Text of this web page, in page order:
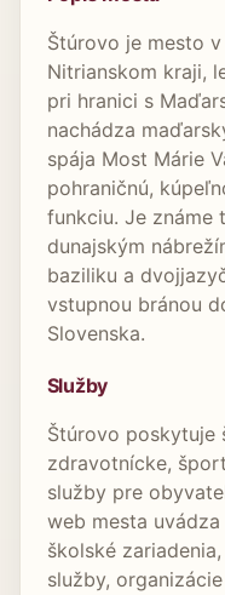
Štúrovo je mesto
Nitrianskom kraji,
pri hranici s
nachádza
spája Most Márie
pohraničnú,
funkciu. Je známe
dunajským
baziliku a
vstupnou bránou
Slovenska.
Služby
Štúrovo poskytuje
zdravotnícke,
služby pre
web mesta
školské
služby,